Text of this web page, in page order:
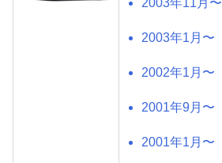
2003年11月〜
2003年1月〜
2002年1月〜
2001年9月〜
2001年1月〜